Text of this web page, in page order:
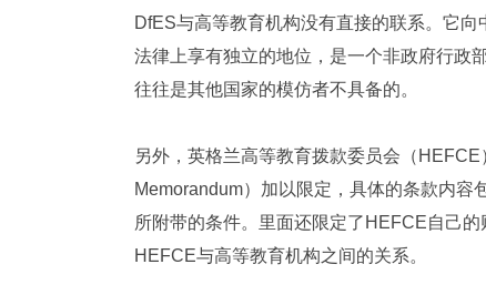
DfES与高等教育机构没有直接的联系。它
法律上享有独立的地位，是一个非政府行政
往往是其他国家的模仿者不具备的。
另外，英格兰高等教育拨款委员会（
Memorandum）加以限定，具体的条款内
所附带的条件。里面还限定了HEFCE自己
HEFCE与高等教育机构之间的关系。